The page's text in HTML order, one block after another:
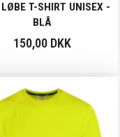
LØBE T-SHIRT UNISEX -
BLÅ
150,00 DKK